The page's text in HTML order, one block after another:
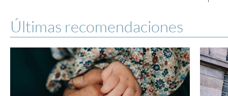
Últimas recomendaciones